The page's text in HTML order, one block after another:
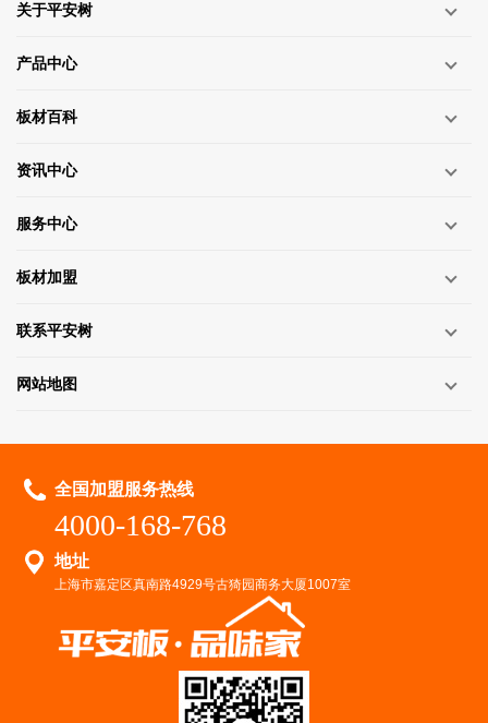
关于平安树
产品中心
板材百科
资讯中心
服务中心
板材加盟
联系平安树
网站地图
全国加盟服务热线
4000-168-768
地址
上海市嘉定区真南路4929号古猗园商务大厦1007室